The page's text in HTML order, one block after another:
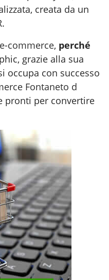
creata da un
e-commerce, perché
grazie alla sua
occupa con successo
Fontaneto d
pronti per convertire